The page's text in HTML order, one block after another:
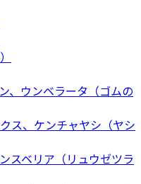
、ウンベラータ（ゴムの
ス、ケンチャヤシ（ヤシ
スベリア（リュウゼツラ